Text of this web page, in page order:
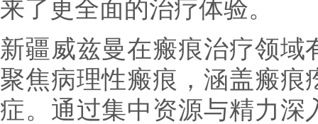
来了更全面的治疗体验。
新疆威兹曼在瘢痕治疗领
聚焦病理性瘢痕，涵盖瘢
症。通过集中资源与精力